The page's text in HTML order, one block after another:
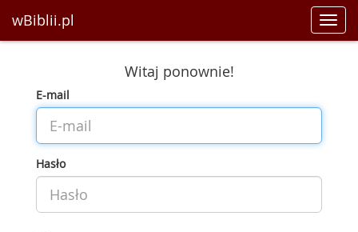
wBiblii.pl
Witaj ponownie!
E-mail
Hasło